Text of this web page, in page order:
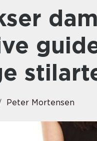
Peter Mortensen